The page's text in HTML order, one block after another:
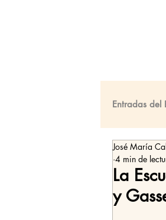
Entradas del
La
y
José María
4 min de